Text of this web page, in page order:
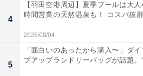
た特別仕様。ストラップ部分にはス
があしらわれ、フラグメントケース
のハウスタータンとロゴが配されて
る表情を楽しめるデザインに仕上が
に気分が上がる一品です。
4
【羽田空港周辺】夏季プールは大
時間営業の天然温泉も！ コスパ抜群
2026/08/04
5
「面白いのあったから購入〜」ダ
プアップランドリーバッグが話題。